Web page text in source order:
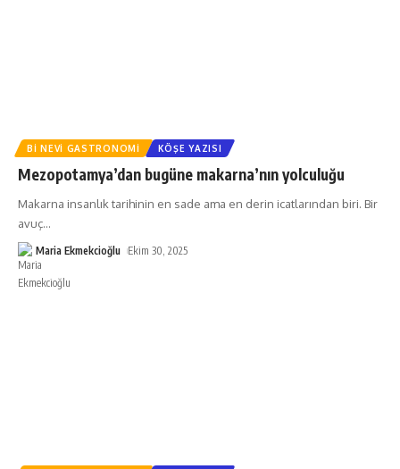
BI NEVI GASTRONOMI KÖŞE YAZISI
Mezopotamya’dan bugüne makarna’nın yolculuğu
Makarna insanlık tarihinin en sade ama en derin icatlarından biri. Bir
avuç…
Maria Ekmekcioğlu Ekim 30, 2025